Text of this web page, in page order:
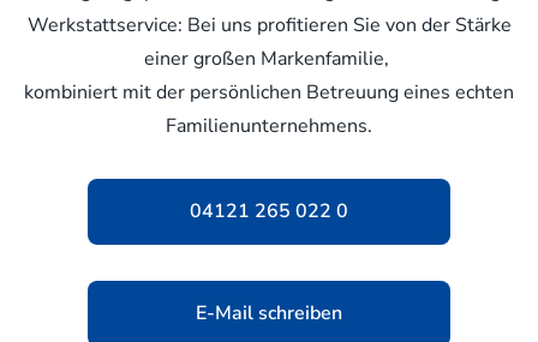
Werkstattservice: Bei uns profitieren Sie von der Stärke
einer großen Markenfamilie,
kombiniert mit der persönlichen Betreuung eines echten
Familienunternehmens.
04121 265 022 0
E-Mail schreiben